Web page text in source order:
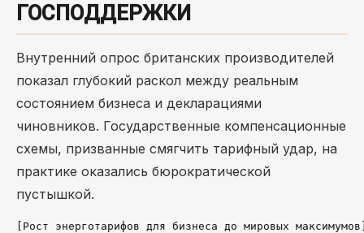
ГОСПОДДЕРЖКИ
Внутренний опрос британских производителей
показал глубокий раскол между реальным
состоянием бизнеса и декларациями
чиновников. Государственные компенсационные
схемы, призванные смягчить тарифный удар, на
практике оказались бюрократической
пустышкой.
[Рост энерготарифов для бизнеса до мировых